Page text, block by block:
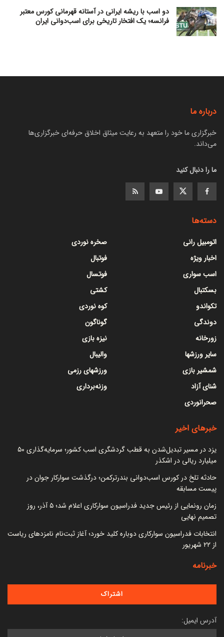
دو اسب با ریشه ایرانی در آستانه قهرمانی کورس معتبر
فرانسه؛ یک افتخار تاریخی برای اسب‌دوانی ایران
درباره ما
خبرگزاری ما خود را متعهد به رعایت میثاق اخلاق حرفه‌ای خبرگزاری‌ها
می‌داند.
ما را دنبال کنید
دسته‌ها
اتومبیل رانی
اخبار ویژه
اسب سواری
بسکتبال
تکواندو
دوندگی
زورخانه
سایر ورزشها
شمشیر بازی
شنای آزاد
صحرانوردی
صخره نوردی
فوتبال
فوتسال
کشتی
کوه نوردی
گوناگون
نیزه بازی
والیبال
ورزشهای رزمی
وزنه‌برداری
خبرهای اخیر
یزد در مسیر تبدیل‌شدن به قطب گردشگری اسب کشور؛ سرمایه‌گذاری ۵۰
میلیارد ریالی در اشکذر
حادثه تلخ در کورس اسب‌دوانی بندرترکمن؛ درگذشت سوارکار جوان در
پیست مسابقه
زمان رونمایی از رئیس جدید فدراسیون سوارکاری اعلام شد؛ ۵ آذر، روز
تصمیم نهایی
انتخابات فدراسیون سوارکاری دوباره کلید خورد؛ آغاز ثبت‌نام نامزدهای ریاست
از ۲۲ شهریور
خبرنامه
آدرس ایمیل: